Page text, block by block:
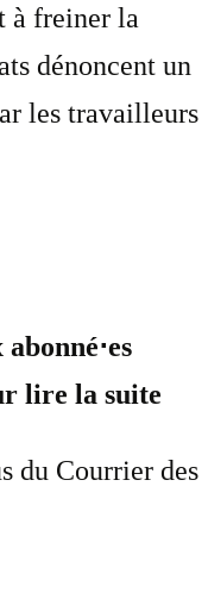
à freiner la
dénoncent un
les travailleurs
lire la suite
du Courrier des